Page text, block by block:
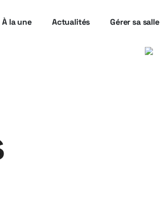
À la une Actualités Gérer sa salle